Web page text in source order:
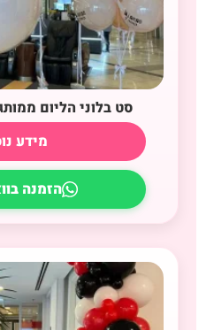
סט בלוני הליום
מידע
הזמנה